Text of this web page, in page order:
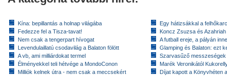
Kína: bepillantás a holnap világába
Fedezze fel a Tisza-tavat!
Nem csak a tengerpart hívogat
Levendulaillatú csodavilág a Balaton fölött
A vb, ami milliárdokat termel
Élményekkel teli hétvége a MondoConon
Milliók kelnek útra - nem csak a meccsekért
Egy hátizsákkal a
Koncz Zsuzsa és
A futball ereje, a pályán
Glamping és Balaton: ezt
Szarvasűző messzeségek
Marék Veronikától
Díjat kapott a Könyvhéten